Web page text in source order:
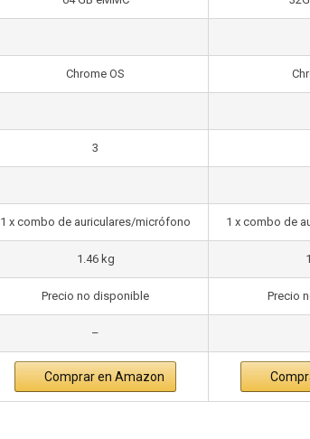
Chrome OS
3
1 x combo de auriculares/micrófono 1 x combo de
1.46 kg
Precio no disponible Precio
–
Comprar en Amazon